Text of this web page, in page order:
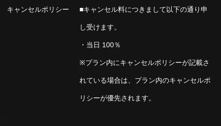
キャンセルポリシー ■キャンセル料につきまして以下の通り申
し受けます。
・当日 100％
※プラン内にキャンセルポリシーが記載さ
れている場合は、プラン内のキャンセルポ
リシーが優先されます。